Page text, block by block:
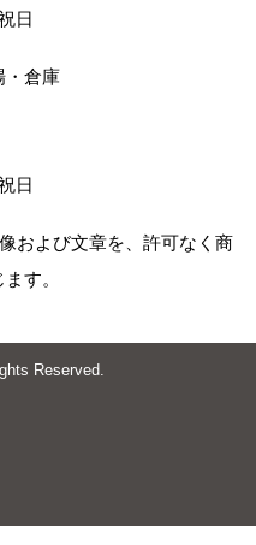
日
・倉庫
日
および文章を、許可なく商
す。
Reserved.